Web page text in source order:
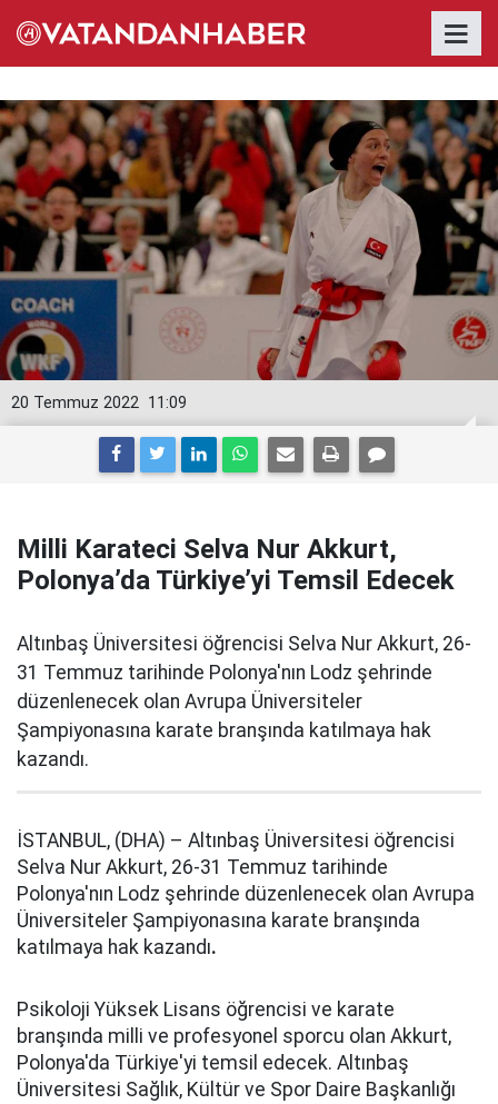
11:09
20 Temmuz 2022
Milli Karateci Selva Nur Akkurt,
Polonya’da Türkiye’yi Temsil Edecek
Altınbaş Üniversitesi öğrencisi Selva Nur Akkurt, 26-
31 Temmuz tarihinde Polonya'nın Lodz şehrinde
düzenlenecek olan Avrupa Üniversiteler
Şampiyonasına karate branşında katılmaya hak
kazandı.
İSTANBUL, (DHA) – Altınbaş Üniversitesi öğrencisi
Selva Nur Akkurt, 26-31 Temmuz tarihinde
Polonya'nın Lodz şehrinde düzenlenecek olan Avrupa
Üniversiteler Şampiyonasına karate branşında
katılmaya hak kazandı.
Psikoloji Yüksek Lisans öğrencisi ve karate
branşında milli ve profesyonel sporcu olan Akkurt,
Polonya'da Türkiye'yi temsil edecek. Altınbaş
Üniversitesi Sağlık, Kültür ve Spor Daire Başkanlığı